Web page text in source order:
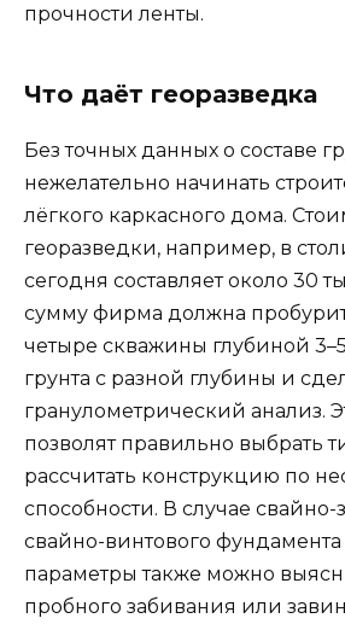
прочности ленты.
Что даёт георазведка
Без точных данных о составе
нежелательно начинать
лёгкого каркасного дома.
георазведки, например, в
сегодня составляет около 30
сумму фирма должна
четыре скважины глубиной
грунта с разной глубины и
гранулометрический анализ.
позволят правильно выбрать
рассчитать конструкцию по
способности. В случае
свайно-винтового
параметры также можно
пробного забивания или